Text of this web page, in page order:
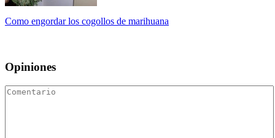
Como engordar los cogollos de marihuana
Opiniones